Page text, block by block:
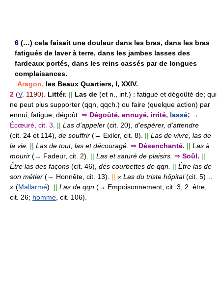
6 (…) cela faisait une douleur dans les bras, dans les bras
fatigués de laver à terre, dans les jambes lasses des
fardeaux portés, dans les reins cassés par de longues
complaisances.
Aragon, les Beaux Quartiers, I, XXIV.
2 (V. 1190). Littér. || Las de (et n., inf.) : fatigué et dégoûté de; qui
ne peut plus supporter (qqn, qqch.) ou faire (quelque action) par
ennui, fatigue, dégoût. ⇒ Dégoûté, ennuyé, irrité, lassé; →
Écœuré, cit. 3.
|| Las d'appeler (cit. 20), d'espérer, d'attendre
(cit. 24 et 114), de souffrir (→ Exiler, cit. 8). || Las de vivre, las de
la vie. || Las de tout, las et découragé. ⇒ Désenchanté. || Las à
mourir (→ Fadeur, cit. 2). || Las et saturé de plaisirs. ⇒ Soûl. ||
Être las des façons (cit. 46), des courbettes de qqn. || Être las de
son métier (→ Honnête, cit. 13). || « Las du triste hôpital(cit. 5)…
» (Mallarmé). || Las de qqn (→ Empoisonnement, cit. 3; 2. être,
cit. 26; homme , cit. 106).